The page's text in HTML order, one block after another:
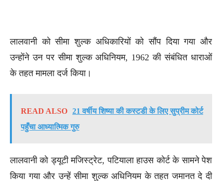
लालवानी को सीमा शुल्क अधिकारियों को सौंप दिया गया और
उन्होंने उन पर सीमा शुल्क अधिनियम, 1962 की संबंधित धाराओं
के तहत मामला दर्ज किया।
READ ALSO 21 वर्षीय शिष्या की कस्टडी के लिए सुप्रीम कोर्ट
पहुँचा आध्यात्मिक गुरु
लालवानी को ड्यूटी मजिस्ट्रेट, पटियाला हाउस कोर्ट के सामने पेश
किया गया और उन्हें सीमा शुल्क अधिनियम के तहत जमानत दे दी